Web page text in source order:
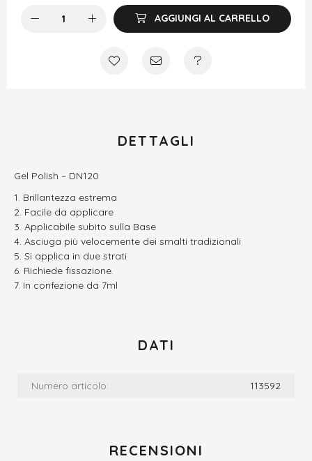
AGGIUNGI AL CARRELLO
DETTAGLI
Gel Polish – DN120
Brillantezza estrema
Facile da applicare
Applicabile subito sulla Base
Asciuga più velocemente dei smalti tradizionali
Si applica in due strati
Richiede fissazione.
In confezione da 7ml
DATI
Numero articolo: 113592
RECENSIONI